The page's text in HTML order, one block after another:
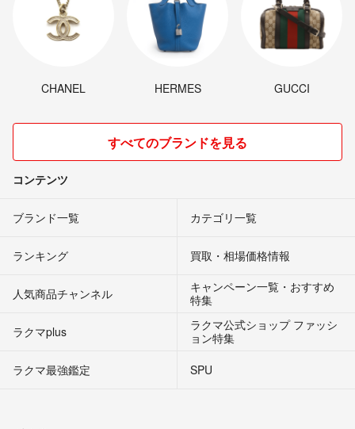
CHANEL HERMES GUCCI
すべてのブランドを見る
コンテンツ
ブランド一覧 カテゴリ一覧
ランキング 買取・相場価格情報
人気商品チャンネル
キャンペーン一覧・おすすめ
特集
ラクマplus
ラクマ公式ショップ ファッシ
ョン特集
ラクマ最強鑑定
SPU